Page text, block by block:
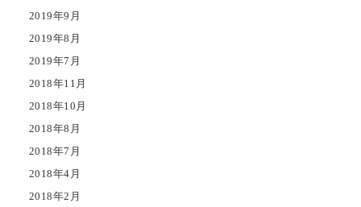
2019年9月
2019年8月
2019年7月
2018年11月
2018年10月
2018年8月
2018年7月
2018年4月
2018年2月